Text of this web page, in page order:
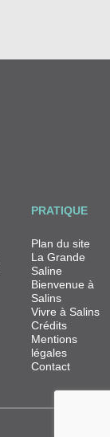
PRATIQUE
Plan du site
La Grande
Saline
Bienvenue à
Salins
Vivre à Salins
Crédits
Mentions
légales
Contact